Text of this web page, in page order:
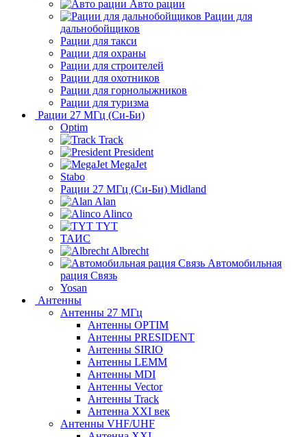
Авто рации
Рации для
дальнобойщиков
Рации для такси
Рации для охраны
Рации для строителей
Рации для охотников
Рации для горнолыжников
Рации для туризма
Рации 27 МГц (Си-Би)
Optim
Track
President
MegaJet
Stabo
Рации 27 МГц (Си-Би) Midland
Alan
Alinco
TYT
ТАИС
Albrecht
Автомобильная
рация Связь
Yosan
Антенны
Антенны 27 МГц
Антенны OPTIM
Антенны PRESIDENT
Антенны SIRIO
Антенны LEMM
Антенны MDI
Антенны Vector
Антенны Track
Антенна XXI век
Антенны VHF/UHF